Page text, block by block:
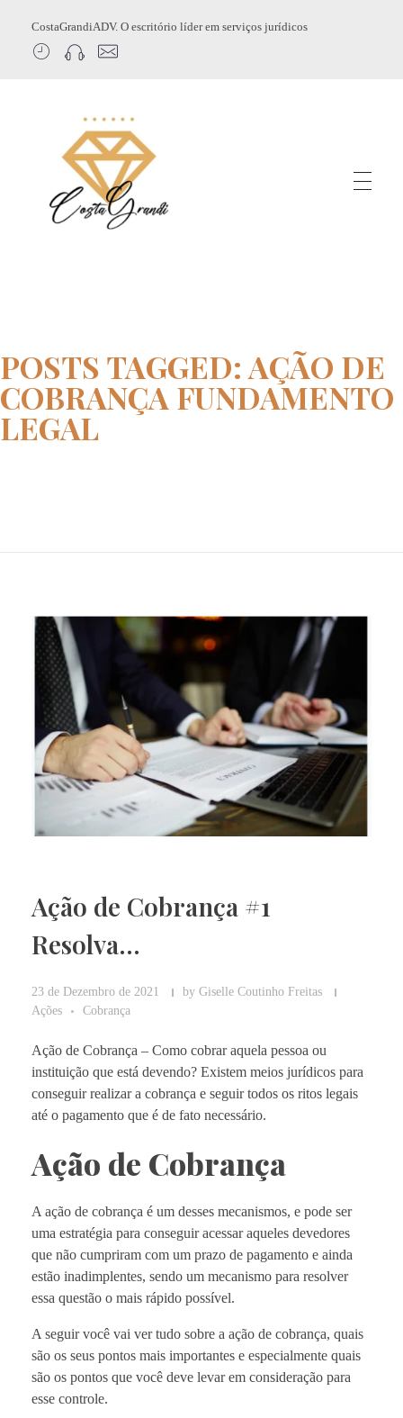
CostaGrandiADV. O escritório líder em serviços jurídicos
POSTS TAGGED: AÇÃO DE
COBRANÇA FUNDAMENTO
LEGAL
Ação de Cobrança #1
Resolva…
23 de Dezembro de 2021 by Giselle Coutinho Freitas
Ações
Cobrança
Ação de Cobrança – Como cobrar aquela pessoa ou
instituição que está devendo? Existem meios jurídicos para
conseguir realizar a cobrança e seguir todos os ritos legais
até o pagamento que é de fato necessário.
Ação de Cobrança
A ação de cobrança é um desses mecanismos, e pode ser
uma estratégia para conseguir acessar aqueles devedores
que não cumpriram com um prazo de pagamento e ainda
estão inadimplentes, sendo um mecanismo para resolver
essa questão o mais rápido possível.
A seguir você vai ver tudo sobre a ação de cobrança, quais
são os seus pontos mais importantes e especialmente quais
são os pontos que você deve levar em consideração para
esse controle.